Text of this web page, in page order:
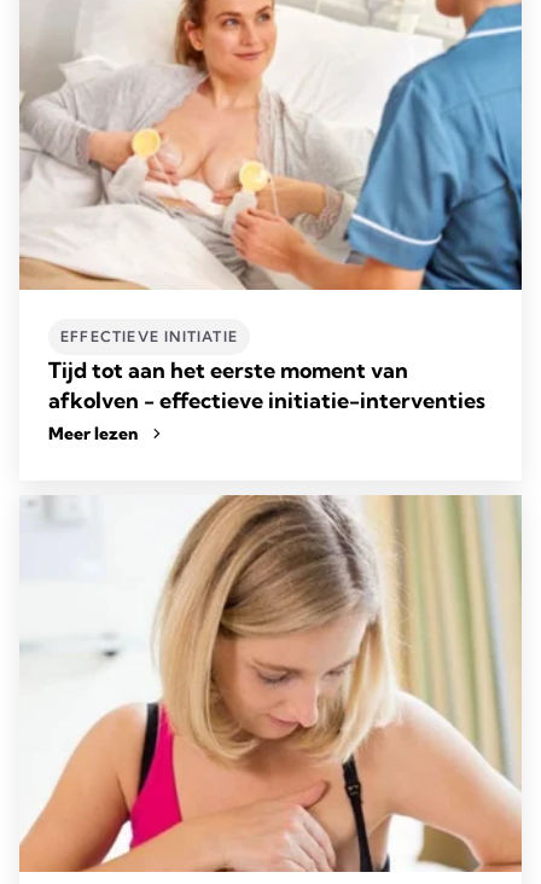
EFFECTIEVE INITIATIE
Tijd tot aan het eerste moment van
afkolven - effectieve initiatie-interventies
Meer lezen